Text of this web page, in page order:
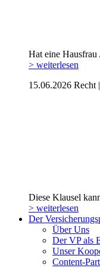
Hat eine
> weiterlesen
15.06.2026 Recht
Diese Klausel
> weiterlesen
Der
Über Uns
Der VP als
Unser
Content-